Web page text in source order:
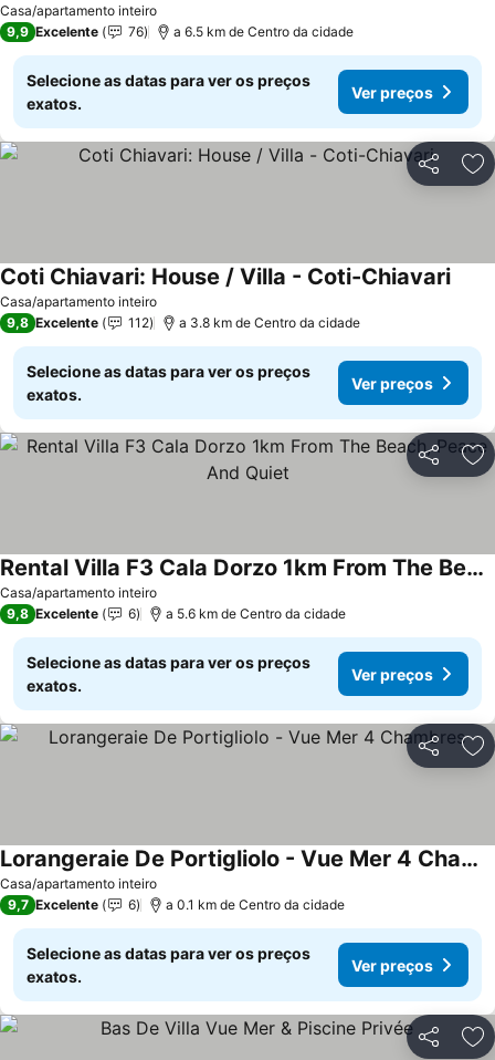
Casa/apartamento inteiro
Ver preços
9,9 Excelente 76 a 6.5 km de Centro da cidade
Selecione as datas para ver os preços
exatos.
Ver preços
Partilhar
Casa/apartamento inteiro
Coti Chiavari: House / Villa - Coti-ChiavariVer
9,8 Excelente 112 a 3.8 km de Centro da cidade
Selecione as datas para ver os preços
exatos.
Ver preços
Partilhar
Casa/apartamento inteiro
Rental Villa F3 Cala Dorzo 1km From The Beach, Peace And Quiet
Ver preços
9,8 Excelente 6 a 5.6 km de Centro da cidade
Selecione as datas para ver os preços
exatos.
Ver preços
Partilhar
Casa/apartamento inteiro
Lorangeraie De Portigliolo - Vue Mer 4 Chambres
Ver preços
9,7 Excelente 6 a 0.1 km de Centro da cidade
Selecione as datas para ver os preços
exatos.
Ver preços
Partilhar